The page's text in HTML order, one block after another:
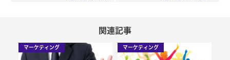
関連記事
マーケティング マーケティング